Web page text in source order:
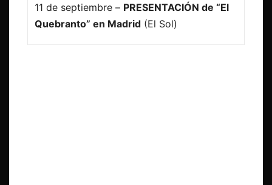
11 de septiembre – PRESENTACIÓN de “El
Quebranto” en Madrid (El Sol)